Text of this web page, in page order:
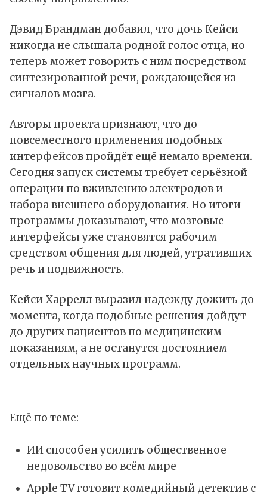
Дэвид Брандман добавил, что дочь Кейси
никогда не слышала родной голос отца, но
теперь может говорить с ним посредством
синтезированной речи, рождающейся из
сигналов мозга.
Авторы проекта признают, что до
повсеместного применения подобных
интерфейсов пройдёт ещё немало времени.
Сегодня запуск системы требует серьёзной
операции по вживлению электродов и
набора внешнего оборудования. Но итоги
программы доказывают, что мозговые
интерфейсы уже становятся рабочим
средством общения для людей, утративших
речь и подвижность.
Кейси Харрелл выразил надежду дожить до
момента, когда подобные решения дойдут
до других пациентов по медицинским
показаниям, а не останутся достоянием
отдельных научных программ.
Ещё по теме:
ИИ способен усилить общественное
недовольство во всём мире
Apple TV готовит комедийный детектив с